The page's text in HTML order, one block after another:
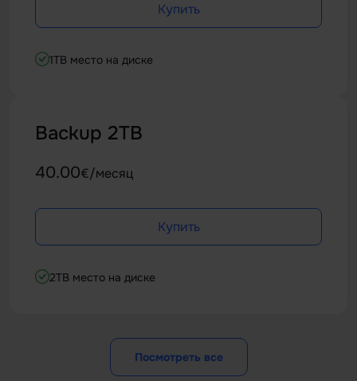
Купить
1TB место на диске
Backup 2TB
40.00€/месяц
Купить
2TB место на диске
Посмотреть все